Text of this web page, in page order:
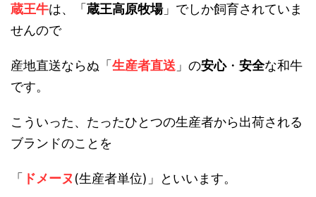
蔵王牛は、「 蔵王高原牧場」でしか飼育されていま
せんので
産地直送ならぬ「 生産者直送 」の安心・ 安全な和牛
です。
こういった、たったひとつの生産者から出荷される
ブランドのことを
「 ドメーヌ(生産者単位)」といいます。